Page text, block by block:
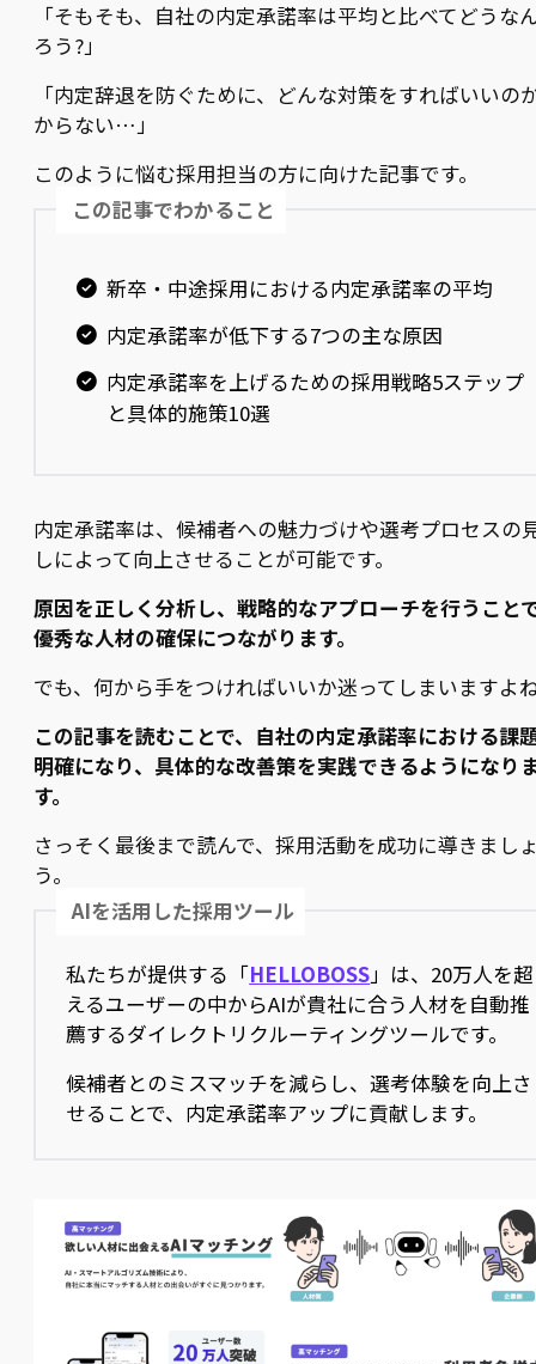
「そもそも、自社の内定承諾率は平均と比べてどうな
ろう?」
「内定辞退を防ぐために、どんな対策をすればいいの
からない…」
このように悩む採用担当の方に向けた記事です。
この記事でわかること
新卒・中途採用における内定承諾率の平均
内定承諾率が低下する7つの主な原因
内定承諾率を上げるための採用戦略5ステップ
と具体的施策10選
内定承諾率は、候補者への魅力づけや選考プロセスの
しによって向上させることが可能です。
原因を正しく分析し、戦略的なアプローチを行うこと
優秀な人材の確保につながります。
でも、何から手をつければいいか迷ってしまいますよ
この記事を読むことで、自社の内定承諾率における課
明確になり、具体的な改善策を実践できるようになり
す。
さっそく最後まで読んで、採用活動を成功に導きまし
う。
AIを活用した採用ツール
私たちが提供する「HELLOBOSS」は、20万人を超
えるユーザーの中からAIが貴社に合う人材を自動推
薦するダイレクトリクルーティングツールです。
候補者とのミスマッチを減らし、選考体験を向上さ
せることで、内定承諾率アップに貢献します。